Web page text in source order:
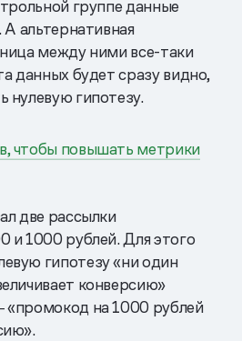
группе данные
А альтернативная
между ними все-таки
данных будет сразу видно,
нулевую гипотезу.
чтобы повышать метрики
две рассылки
и 1000 рублей. Для этого
гипотезу «ни один
конверсию»
на 1000 рублей